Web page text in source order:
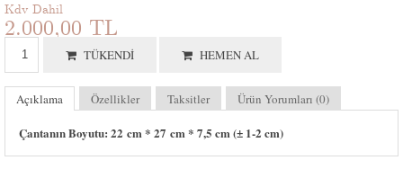
Kdv Dahil
2.000,00 TL
TÜKENDI HEMEN AL
Açıklama Özellikler Taksitler Ürün Yorumları (0)
Çantanın Boyutu: 22 cm * 27 cm * 7,5 cm (± 1-2 cm)